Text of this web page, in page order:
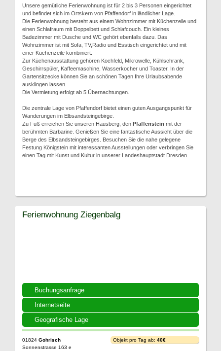
Unsere gemütliche Ferienwohnung ist für 2 bis 3 Personen eingerichtet
und befindet sich im Ortskern von Pfaffendorf in ländlicher Lage.
Die Ferienwohnung besteht aus einem Wohnzimmer mit Küchenzeile und
einen Schlafraum mit Doppelbett und Schlafcouch. Ein kleines
Badezimmer mit Dusche und WC gehört ebenfalls dazu. Das
Wohnzimmer ist mit Sofa, TV,Radio und Esstisch eingerichtet und mit
einer Küchenzeile kombiniert.
Zur Küchenausstattung gehören Kochfeld, Mikrowelle, Kühlschrank,
Geschirrspüler, Kaffeemaschine, Wasserkocher und Toaster. In der
Gartensitzecke können Sie an schönen Tagen Ihre Urlaubsabende
ausklingen lassen.
Die Vermietung erfolgt ab 5 Übernachtungen.
Die zentrale Lage von Pfaffendorf bietet einen guten Ausgangspunkt für
Wanderungen im Elbsandsteingebirge.
Zu Fuß erreichen Sie unseren Hausberg, den Pfaffenstein mit der
berühmten Barbarine. Genießen Sie eine fantastische Aussicht über die
Berge des Elbsandsteingebirges. Besuchen Sie die nahe gelegene
Festung Königstein mit interessanten Ausstellungen oder verbringen Sie
einen Tag mit Kunst und Kultur in unserer Landeshauptstadt Dresden.
Buchungsanfrage
Internetseite
Geografische Lage
Ferienwohnung Ziegenbalg
01824 Gohrisch
Sonnenstrasse 163 e
Objekt pro Tag ab: 40€